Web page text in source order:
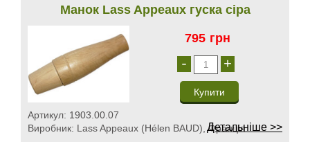
Манок Lass Appeaux гуска сіра
795 грн
- +
Артикул: 1903.00.07
Виробник: Lass Appeaux (Hélen BAUD), ФранціяДетальніше >>